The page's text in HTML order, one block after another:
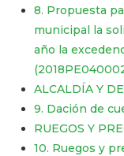
8. Propuesta
municipal la
año la
ALCALDÍA Y
9. Dación de
RUEGOS Y
10. Ruegos y